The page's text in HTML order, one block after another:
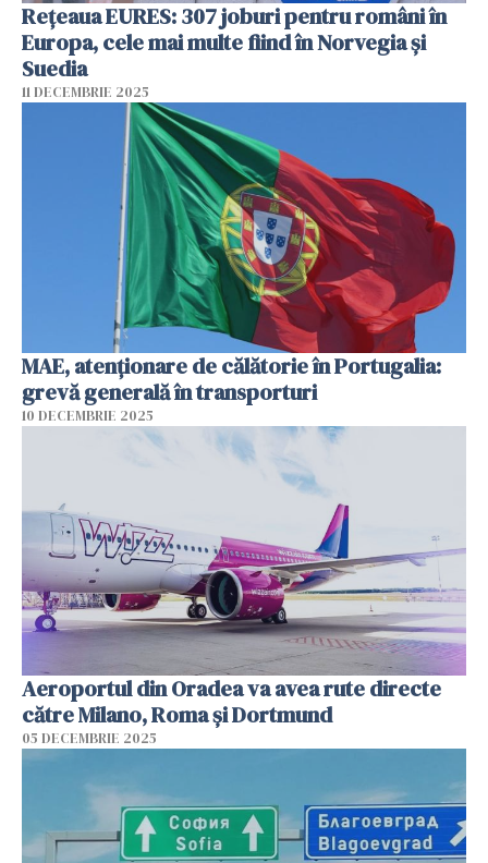
Rețeaua EURES: 307 joburi pentru români în
Europa, cele mai multe fiind în Norvegia și
Suedia
11 DECEMBRIE 2025
MAE, atenţionare de călătorie în Portugalia:
grevă generală în transporturi
10 DECEMBRIE 2025
Aeroportul din Oradea va avea rute directe
către Milano, Roma şi Dortmund
05 DECEMBRIE 2025